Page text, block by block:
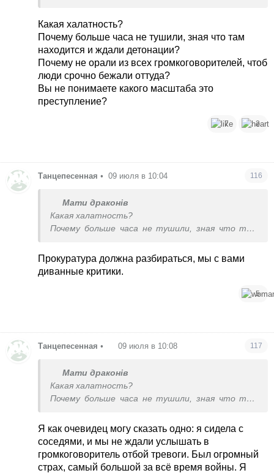
Какая халатность?
Почему больше часа не тушили, зная что там
находится и ждали детонации?
Почему не орали из всех громкоговорителей, чтоб
люди срочно бежали оттуда?
Вы не понимаете какого масштаба это
преступление?
7 2
Танцепесенная • 09 июля в 10:04 116
Мати драконів
Какая халатность?
Почему больше часа не тушили, зная что там
Почему не орали из всех громкоговорителей,
чтоб люди срочно бежали оттуда?
Прокуратура должна разбираться, мы с вами
диванные критики.
5
Танцепесенная • 09 июля в 10:08 117
Мати драконів
Какая халатность?
Почему больше часа не тушили, зная что там
Вы не понимаете какого масштаба это
преступление?
Я как очевидец могу сказать одно: я сидела с
соседями, и мы не ждали услышать в
громкоговоритель отбой тревоги. Был огромный
страх, самый большой за всё время войны. Я